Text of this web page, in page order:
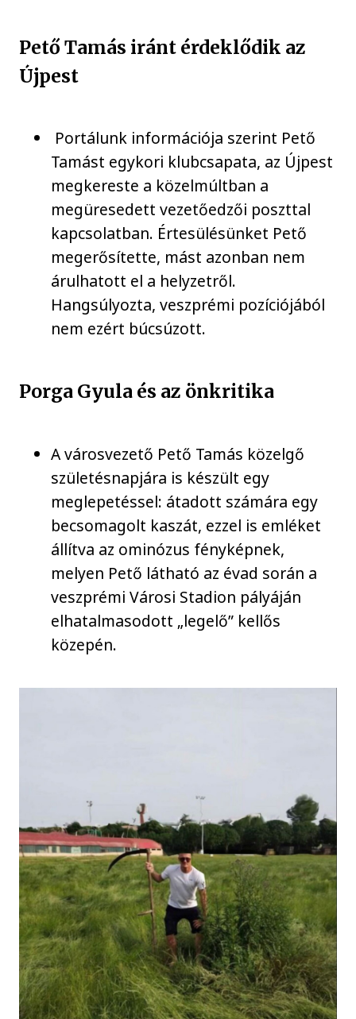
Pető Tamás iránt érdeklődik az
Újpest
Portálunk információja szerint Pető
Tamást egykori klubcsapata, az Újpest
megkereste a közelmúltban a
megüresedett vezetőedzői poszttal
kapcsolatban. Értesülésünket Pető
megerősítette, mást azonban nem
árulhatott el a helyzetről.
Hangsúlyozta, veszprémi pozíciójából
nem ezért búcsúzott.
Porga Gyula és az önkritika
A városvezető Pető Tamás közelgő
születésnapjára is készült egy
meglepetéssel: átadott számára egy
becsomagolt kaszát, ezzel is emléket
állítva az ominózus fényképnek,
melyen Pető látható az évad során a
veszprémi Városi Stadion pályáján
elhatalmasodott „legelő” kellős
közepén.